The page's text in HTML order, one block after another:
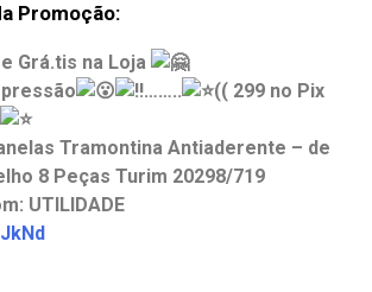
Promoção:
Grá.tis na Loja
……..
(( 299 no Pix
Tramontina Antiaderente – de
8 Peças Turim 20298/719
UTILIDADE